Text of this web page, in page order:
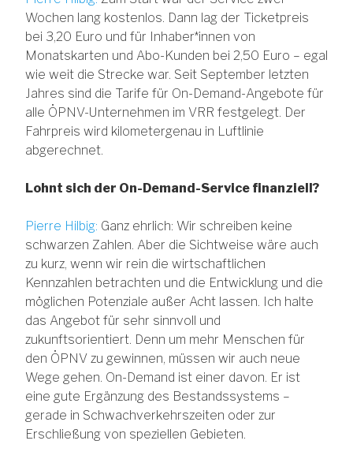
Wochen lang kostenlos. Dann lag der Ticketpreis
bei 3,20 Euro und für Inhaber*innen von
Monatskarten und Abo-Kunden bei 2,50 Euro – egal
wie weit die Strecke war. Seit September letzten
Jahres sind die Tarife für On-Demand-Angebote für
alle ÖPNV-Unternehmen im VRR festgelegt. Der
Fahrpreis wird kilometergenau in Luftlinie
abgerechnet.
Lohnt sich der On-Demand-Service finanziell?
Pierre Hilbig: Ganz ehrlich: Wir schreiben keine
schwarzen Zahlen. Aber die Sichtweise wäre auch
zu kurz, wenn wir rein die wirtschaftlichen
Kennzahlen betrachten und die Entwicklung und die
möglichen Potenziale außer Acht lassen. Ich halte
das Angebot für sehr sinnvoll und
zukunftsorientiert. Denn um mehr Menschen für
den ÖPNV zu gewinnen, müssen wir auch neue
Wege gehen. On-Demand ist einer davon. Er ist
eine gute Ergänzung des Bestandssystems –
gerade in Schwachverkehrszeiten oder zur
Erschließung von speziellen Gebieten.